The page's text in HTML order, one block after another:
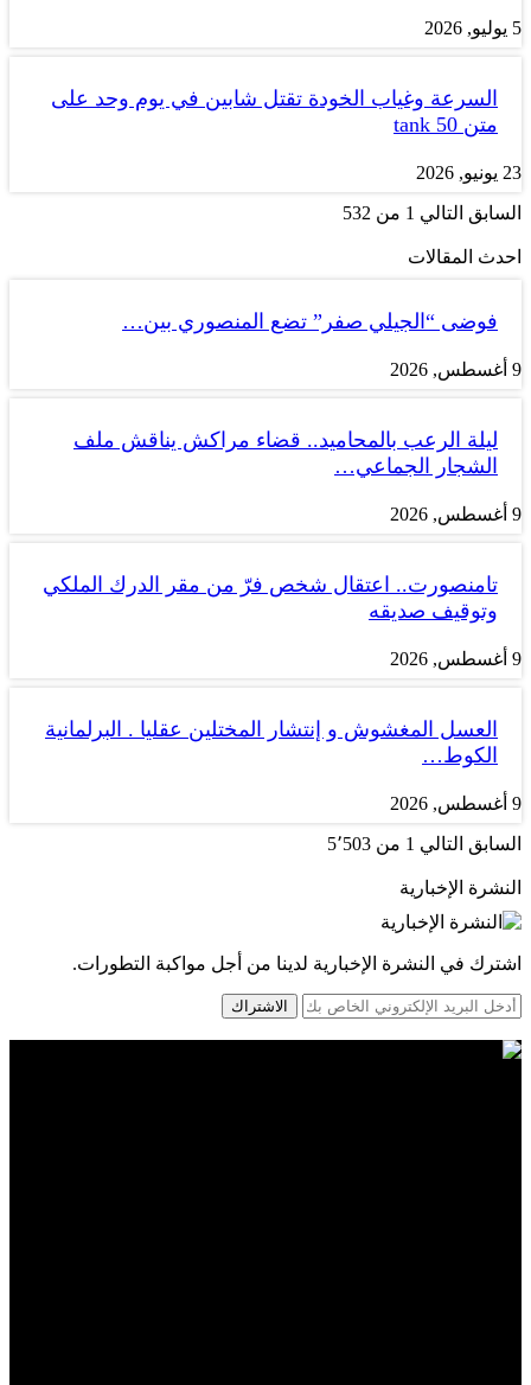
5 يوليو, 2026
السرعة وغياب الخودة تقتل شابين في يوم وحد على
متن tank 50
23 يونيو, 2026
السابق التالي 1 من 532
احدث المقالات
فوضى “الجيلي صفر” تضع المنصوري بين…
9 أغسطس, 2026
ليلة الرعب بالمحاميد.. قضاء مراكش يناقش ملف
الشجار الجماعي…
9 أغسطس, 2026
تامنصورت.. اعتقال شخص فرّ من مقر الدرك الملكي
وتوقيف صديقه
9 أغسطس, 2026
العسل المغشوش و إنتشار المختلين عقليا . البرلمانية
الكوط…
9 أغسطس, 2026
السابق التالي 1 من 5٬503
النشرة الإخبارية
اشترك في النشرة الإخبارية لدينا من أجل مواكبة التطورات.
الاشتراك